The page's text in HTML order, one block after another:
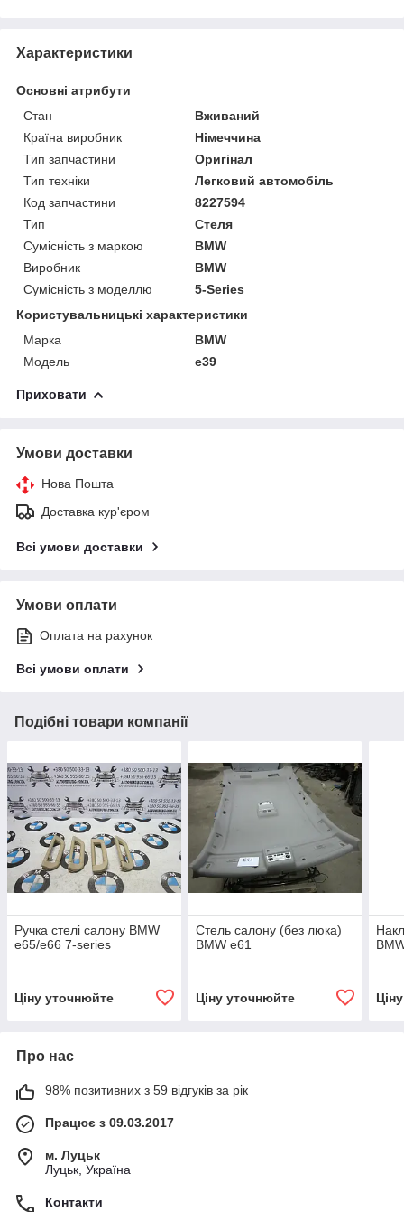
Характеристики
Основні атрибути
Стан
Вживаний
Країна виробник
Німеччина
Тип запчастини
Оригінал
Тип техніки
Легковий автомобіль
Код запчастини
8227594
Тип
Стеля
Сумісність з маркою
BMW
Виробник
BMW
Сумісність з моделлю
5-Series
Користувальницькі характеристики
Марка
BMW
Модель
e39
Приховати
Умови доставки
Нова Пошта
Доставка кур'єром
Всі умови доставки
Умови оплати
Оплата на рахунок
Всі умови оплати
Подібні товари компанії
Ручка стелі салону BMW
e65/e66 7-series
Ціну уточнюйте
Стель салону (без люка)
BMW e61
Ціну уточнюйте
Про нас
98% позитивних з 59 відгуків за рік
Працює з 09.03.2017
м. Луцьк
Луцьк, Україна
Контакти